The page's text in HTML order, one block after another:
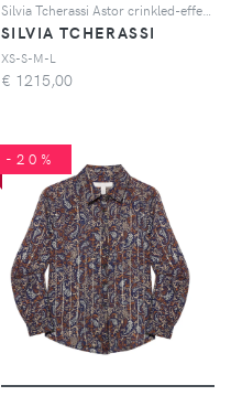
Silvia Tcherassi Astor crinkled-effect top - Toni neutri
SILVIA TCHERASSI
XS-S-M-L
€ 1215,00
-20%